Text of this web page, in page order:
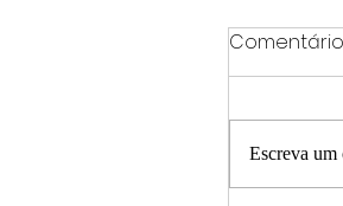
Escreva um